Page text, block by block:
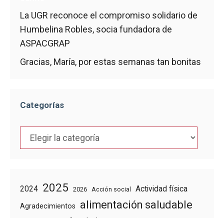
La UGR reconoce el compromiso solidario de
Humbelina Robles, socia fundadora de
ASPACGRAP
Gracias, María, por estas semanas tan bonitas
Categorías
Categorías
2024 2025 2026 Acción social Actividad física
Agradecimientos alimentación saludable